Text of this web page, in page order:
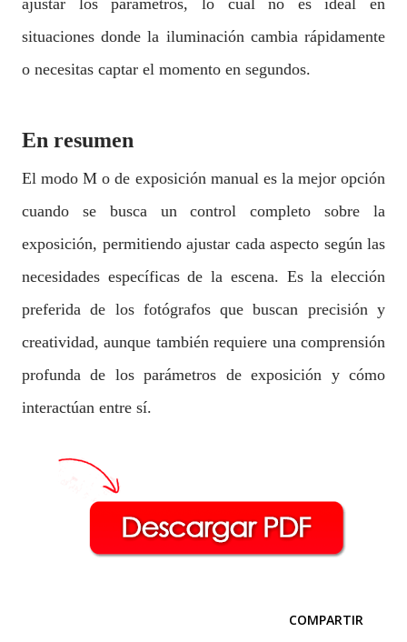
ajustar los parámetros, lo cual no es ideal en
situaciones donde la iluminación cambia rápidamente
o necesitas captar el momento en segundos.
En resumen
El modo M o de exposición manual es la mejor opción
cuando se busca un control completo sobre la
exposición, permitiendo ajustar cada aspecto según las
necesidades específicas de la escena. Es la elección
preferida de los fotógrafos que buscan precisión y
creatividad, aunque también requiere una comprensión
profunda de los parámetros de exposición y cómo
interactúan entre sí.
COMPARTIR